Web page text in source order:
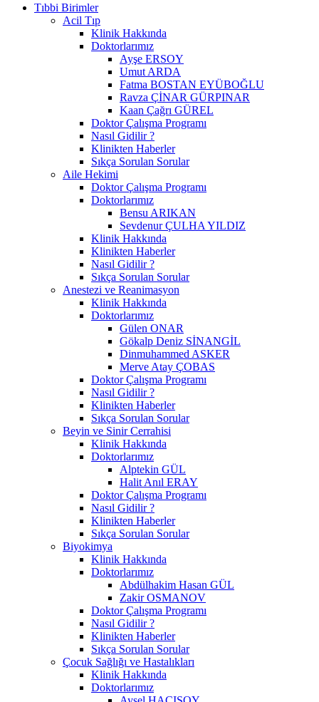
Tıbbi Birimler
Acil Tıp
Klinik Hakkında
Doktorlarımız
Ayşe ERSOY
Umut ARDA
Fatma BOSTAN EYÜBOĞLU
Ravza ÇİNAR GÜRPINAR
Kaan Çağrı GÜREL
Doktor Çalışma Programı
Nasıl Gidilir ?
Klinikten Haberler
Sıkça Sorulan Sorular
Aile Hekimi
Doktor Çalışma Programı
Doktorlarımız
Bensu ARIKAN
Sevdenur ÇULHA YILDIZ
Klinik Hakkında
Klinikten Haberler
Nasıl Gidilir ?
Sıkça Sorulan Sorular
Anestezi ve Reanimasyon
Klinik Hakkında
Doktorlarımız
Gülen ONAR
Gökalp Deniz SİNANGİL
Dinmuhammed ASKER
Merve Atay ÇOBAS
Doktor Çalışma Programı
Nasıl Gidilir ?
Klinikten Haberler
Sıkça Sorulan Sorular
Beyin ve Sinir Cerrahisi
Klinik Hakkında
Doktorlarımız
Alptekin GÜL
Halit Anıl ERAY
Doktor Çalışma Programı
Nasıl Gidilir ?
Klinikten Haberler
Sıkça Sorulan Sorular
Biyokimya
Klinik Hakkında
Doktorlarımız
Abdülhakim Hasan GÜL
Zakir OSMANOV
Doktor Çalışma Programı
Nasıl Gidilir ?
Klinikten Haberler
Sıkça Sorulan Sorular
Çocuk Sağlığı ve Hastalıkları
Klinik Hakkında
Doktorlarımız